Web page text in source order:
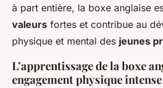
à part entière, la boxe anglaise
valeurs fortes et contribue au
physique et mental des jeunes
L’apprentissage de la boxe
engagement physique intense